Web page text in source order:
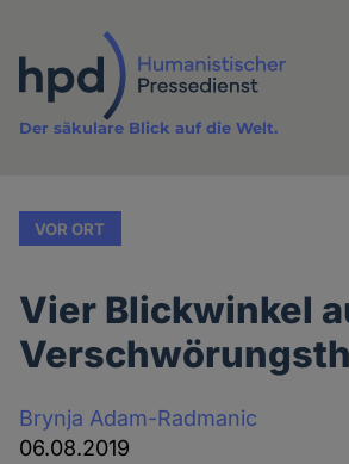
Inhalt
Der säkulare Blick auf die Welt.
VOR ORT
Vier Blickwinkel
Brynja Adam-Radmanic
06.08.2019